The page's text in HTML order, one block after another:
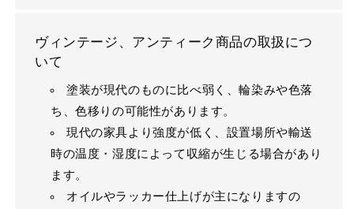
ヴィンテージ、アンティーク商品の取扱につ
いて
塗装が現代のものに比べ弱く、輪染みや色落
ち、色移りの可能性があります。
現代の家具より強度が低く、設置場所や輸送
時の温度・湿度によって収縮が生じる場合があり
ます。
オイルやラッカー仕上げが主になりますの